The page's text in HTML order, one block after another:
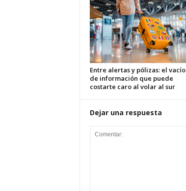
Entre alertas y pólizas: el vacío
de información que puede
costarte caro al volar al sur
Dejar una respuesta